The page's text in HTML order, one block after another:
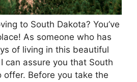
to South Dakota? You’ve
As someone who has
of living in this beautiful
can assure you that South
offer. Before you take the